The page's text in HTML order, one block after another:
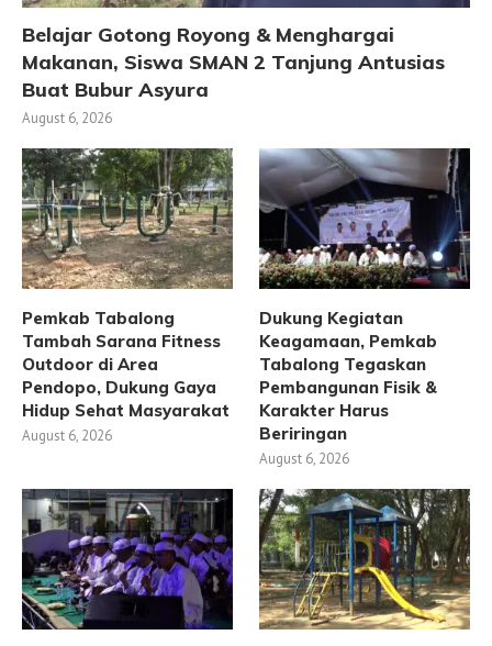
Belajar Gotong Royong & Menghargai
Makanan, Siswa SMAN 2 Tanjung Antusias
Buat Bubur Asyura
August 6, 2026
Pemkab Tabalong
Tambah Sarana Fitness
Outdoor di Area
Pendopo, Dukung Gaya
Hidup Sehat Masyarakat
August 6, 2026
Dukung Kegiatan
Keagamaan, Pemkab
Tabalong Tegaskan
Pembangunan Fisik &
Karakter Harus
Beriringan
August 6, 2026